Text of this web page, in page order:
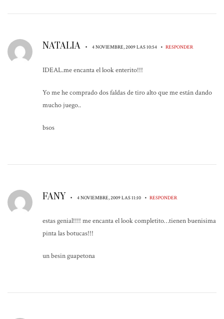
NATALIA • 4 NOVIEMBRE, 2009 LAS 10:54 • RESPONDER
IDEAL.me encanta el look enterito!!!
Yo me he comprado dos faldas de tiro alto que me están dando
mucho juego..
bsos
FANY • 4 NOVIEMBRE, 2009 LAS 11:10 • RESPONDER
estas genial!!!! me encanta el look completito…tienen buenisima
pinta las botucas!!!
un besin guapetona